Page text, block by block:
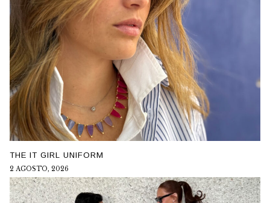
THE IT GIRL UNIFORM
2 AGOSTO, 2026